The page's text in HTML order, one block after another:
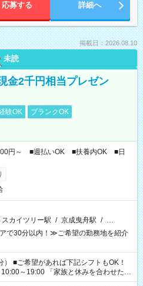
応募する 詳細へ
掲載日：2026.08.10
未読
金2千円相当プレゼン
験OK
ブランクOK
円～ ■週払いOK ■扶養内OK ■日
スカイツリー駅 / 京成曳舟駅 / …
で30分以内！≫ご希望の勤務地を紹介
OK！
家族と休みを合わせた
の準備がしたい」 「できれば残業はし